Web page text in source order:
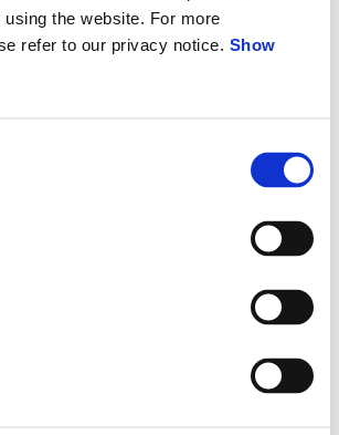
the website. For more
refer to our privacy notice. Show
podle: